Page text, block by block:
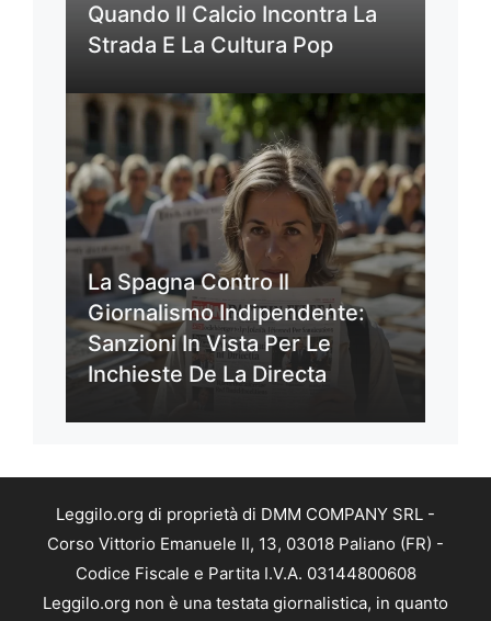
Quando Il Calcio Incontra La
Strada E La Cultura Pop
La Spagna Contro Il
Giornalismo Indipendente:
Sanzioni In Vista Per Le
Inchieste De La Directa
Leggilo.org di proprietà di DMM COMPANY SRL -
Corso Vittorio Emanuele II, 13, 03018 Paliano (FR) -
Codice Fiscale e Partita I.V.A. 03144800608
Leggilo.org non è una testata giornalistica, in quanto